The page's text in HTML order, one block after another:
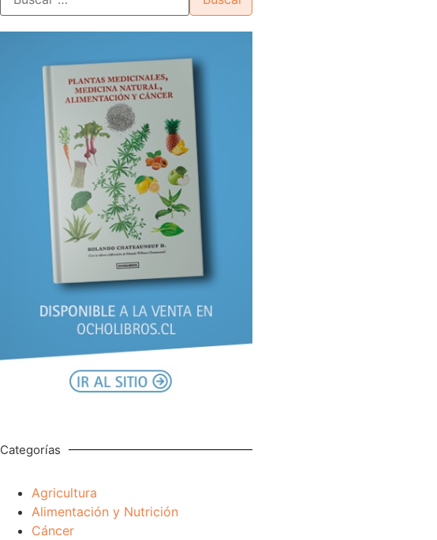
Categorías
Agricultura
Alimentación y Nutrición
Cáncer